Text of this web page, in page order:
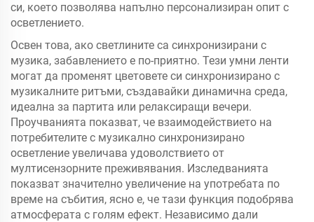
си, което позволява напълно персонализиран опит с
осветлението.
Освен това, ако светлините са синхронизирани с
музика, забавлението е по-приятно. Тези умни ленти
могат да променят цветовете си синхронизирано с
музикалните ритъми, създавайки динамична среда,
идеална за партита или релаксиращи вечери.
Проучванията показват, че взаимодействието на
потребителите с музикално синхронизирано
осветление увеличава удоволствието от
мултисензорните преживявания. Изследванията
показват значително увеличение на употребата по
време на събития, ясно е, че тази функция подобрява
атмосферата с голям ефект. Независимо дали